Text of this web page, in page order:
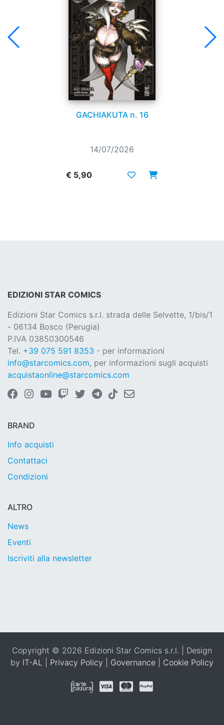
GACHIAKUTA n. 16
14/07/2026
€ 5,90
EDIZIONI STAR COMICS
Edizioni Star Comics s.r.l. strada delle Selvette, 1/bis/1
- 06134 Bosco (Perugia)
P.IVA 03850300546
Tel. +39 075 591 8353 - per informazioni
info@starcomics.com, per informazioni sugli acquisti
acquistaonline@starcomics.com
BRAND
Info acquisti
Contattaci
Condizioni
ALTRO
News
Eventi
Iscriviti alla newsletter
Copyright © 2026 Edizioni Star Comics s.r.l. | Design
by IT-AL Privacy Policy Governance Cookie Policy